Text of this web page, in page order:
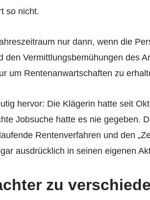
so nicht.
nur dann, wenn die
Vermittlungsbemühungen des
um Rentenanwartschaften zu
hervor: Die Klägerin hatte seit
Jobsuche hatte es nie gegeben.
Rentenverfahren und den
ausdrücklich in seinen eigenen
zu